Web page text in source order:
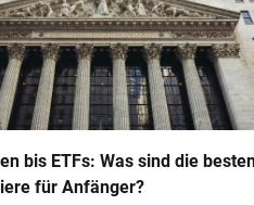
bis ETFs: Was sind die
für Anfänger?